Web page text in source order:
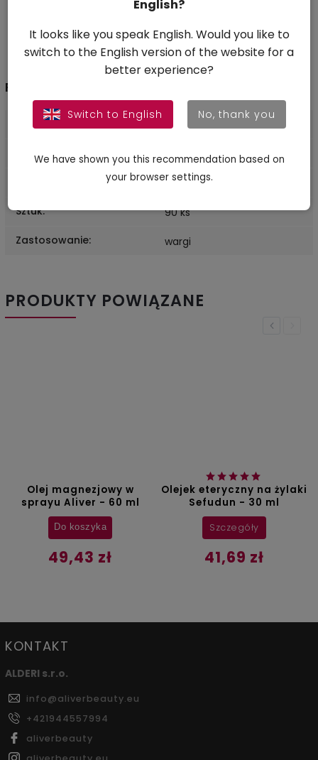
krwi.
Parametry dodatkowe
Gwarancja
2 lata
Waga
0.04 kg
8586026860757
Sztuk:
90 ks
Zastosowanie: wargi
PRODUKTY POWIĄZANE
Previous
Olej magnezjowy w
sprayu Aliver - 60 ml
49,43 zł
Do koszyka
Olejek eteryczny na żylaki
Sefudun - 30 ml
41,69 zł
Szczegóły
KONTAKT
ALDERI s.r.o.
info@aliverbeauty.eu
+421944557994
aliverbeauty
English?
It looks like you speak English. Would you like to
switch to the English version of the website for a
better experience?
Switch to English No, thank you
We have shown you this recommendation based on
your browser settings.